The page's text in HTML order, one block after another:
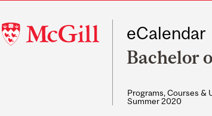
McGill
University
eCalendar
Bachelor
Programs, Courses &
Summer 2020